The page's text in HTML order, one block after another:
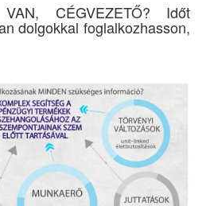
VAN, CÉGVEZETŐ? Időt
dolgokkal foglalkozhasson,